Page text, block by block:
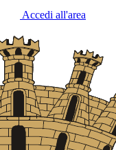
Accedi all'area